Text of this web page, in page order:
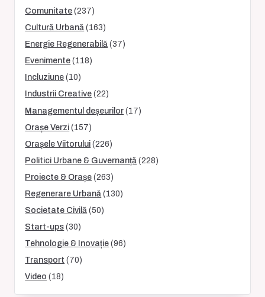
Comunitate (237)
Cultură Urbană (163)
Energie Regenerabilă (37)
Evenimente (118)
Incluziune (10)
Industrii Creative (22)
Managementul deșeurilor (17)
Orașe Verzi (157)
Orașele Viitorului (226)
Politici Urbane & Guvernanță (228)
Proiecte & Orașe (263)
Regenerare Urbană (130)
Societate Civilă (50)
Start-ups (30)
Tehnologie & Inovație (96)
Transport (70)
Video (18)